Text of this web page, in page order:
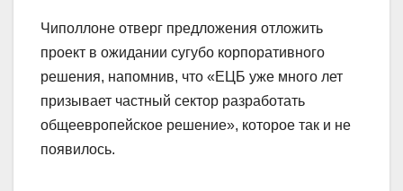
Чиполлоне отверг предложения отложить
проект в ожидании сугубо корпоративного
решения, напомнив, что «ЕЦБ уже много лет
призывает частный сектор разработать
общеевропейское решение», которое так и не
появилось.